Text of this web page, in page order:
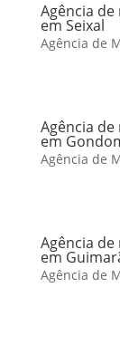
Agência
em Seixal
Agência de
Agência
em
Agência de
Agência
em
Agência de